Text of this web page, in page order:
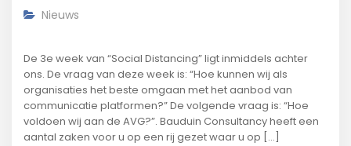
Nieuws
De 3e week van “Social Distancing” ligt inmiddels achter
ons. De vraag van deze week is: “Hoe kunnen wij als
organisaties het beste omgaan met het aanbod van
communicatie platformen?” De volgende vraag is: “Hoe
voldoen wij aan de AVG?”. Bauduin Consultancy heeft een
aantal zaken voor u op een rij gezet waar u op [...]